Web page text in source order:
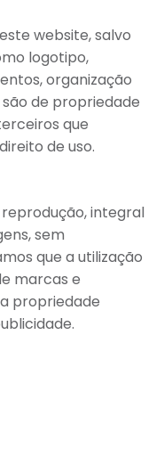
website, salvo
logotipo,
organização
de propriedade
que
de uso.
integral
sem
que a utilização
marcas e
propriedade